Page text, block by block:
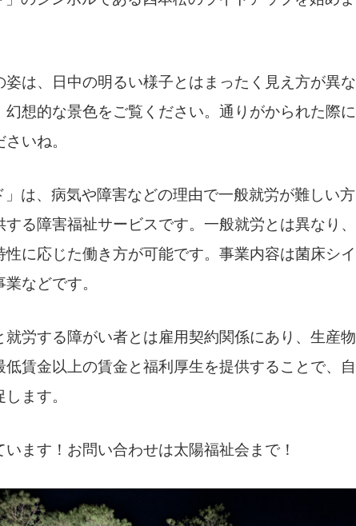
姿は、日中の明るい様子とはまったく見え方が異な
幻想的な景色をご覧ください。通りがかられた際に
いね。
」は、病気や障害などの理由で一般就労が難しい方
る障害福祉サービスです。一般就労とは異なり、
に応じた働き方が可能です。事業内容は菌床シイ
などです。
労する障がい者とは雇用契約関係にあり、生産物
賃金以上の賃金と福利厚生を提供することで、自
ます。
ます！お問い合わせは太陽福祉会まで！